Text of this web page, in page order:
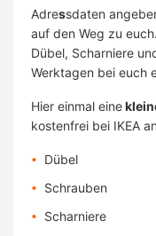
Adressdaten
auf den Weg zu
Dübel, Scharniere
Werktagen bei euch
Hier einmal eine
kostenfrei bei IKEA
Dübel
Schrauben
Scharniere